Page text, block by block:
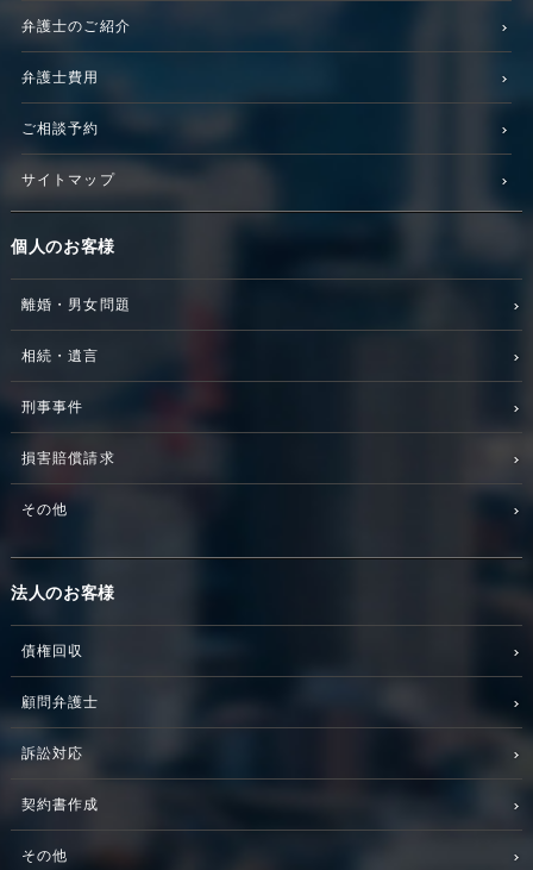
弁護士のご紹介
弁護士費用
ご相談予約
サイトマップ
個人のお客様
離婚・男女問題
相続・遺言
刑事事件
損害賠償請求
その他
法人のお客様
債権回収
顧問弁護士
訴訟対応
契約書作成
その他